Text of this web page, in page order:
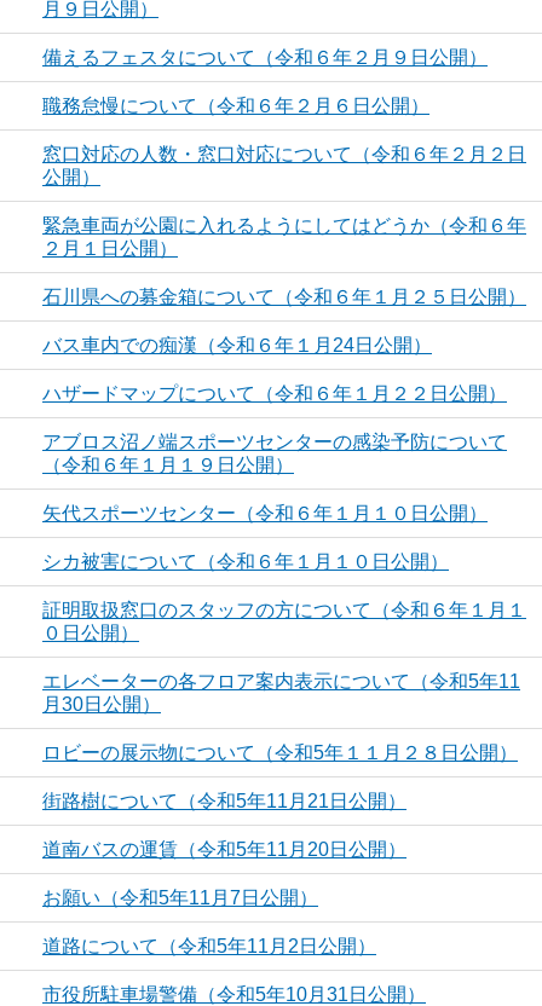
月９日公開）
備えるフェスタについて（令和６年２月９日公開）
職務怠慢について（令和６年２月６日公開）
窓口対応の人数・窓口対応について（令和６年２月２日
公開）
緊急車両が公園に入れるようにしてはどうか（令和６年
２月１日公開）
石川県への募金箱について（令和６年１月２５日公開）
バス車内での痴漢（令和６年１月24日公開）
ハザードマップについて（令和６年１月２２日公開）
アブロス沼ノ端スポーツセンターの感染予防について
（令和６年１月１９日公開）
矢代スポーツセンター（令和６年１月１０日公開）
シカ被害について（令和６年１月１０日公開）
証明取扱窓口のスタッフの方について（令和６年１月１
０日公開）
エレベーターの各フロア案内表示について（令和5年11
月30日公開）
ロビーの展示物について（令和5年１１月２８日公開）
街路樹について（令和5年11月21日公開）
道南バスの運賃（令和5年11月20日公開）
お願い（令和5年11月7日公開）
道路について（令和5年11月2日公開）
市役所駐車場警備（令和5年10月31日公開）